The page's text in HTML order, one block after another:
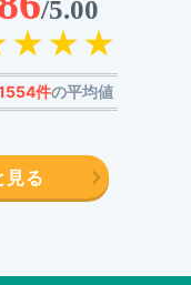
/5.00
件の平均値
見る